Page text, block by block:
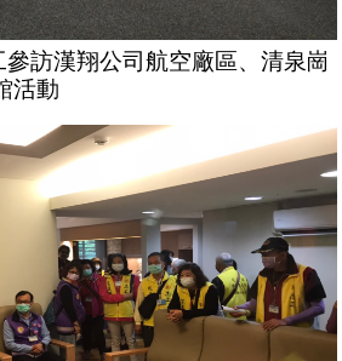
訪漢翔公司航空廠區、清泉崗
活動